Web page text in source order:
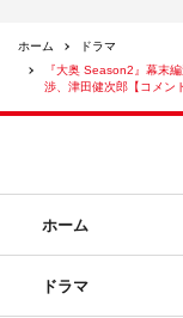
ホーム
ドラマ
『大奥 Season2』幕末
渉、津田健次郎【コメン
ホーム
ドラマ